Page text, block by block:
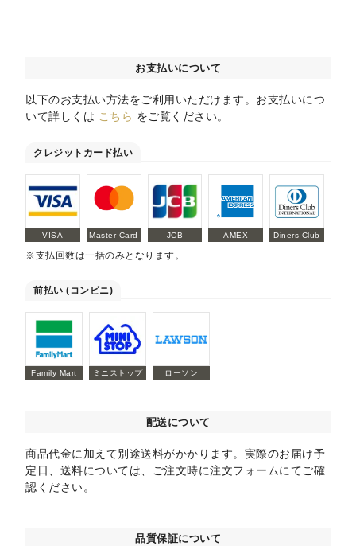
お支払いについて
以下のお支払い方法をご利用いただけます。お支払いにつ
いて詳しくは こちら をご覧ください。
クレジットカード払い
VISA Master Card JCB AMEX Diners Club
※支払回数は一括のみとなります。
前払い (コンビニ)
Family Mart ミニストップ ローソン
配送について
商品代金に加えて別途送料がかかります。実際のお届け予
定日、送料については、ご注文時に注文フォームにてご確
認ください。
品質保証について